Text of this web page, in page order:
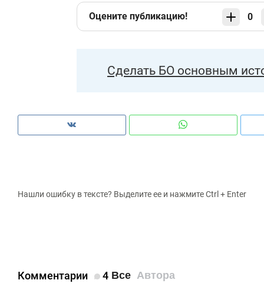
Оцените публикацию! 0
Сделать БО основным
Нашли ошибку в тексте? Выделите ее и нажмите Ctrl + Enter
Комментарии 4 Все Автора